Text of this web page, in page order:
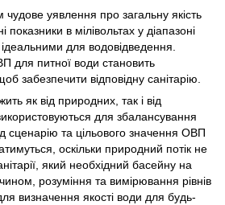
уявлення про загальну якість
в мілівольтах у діапазоні
для водовідведення.
для питної води становить
відповідну санітарію.
як від природних, так і від
використовуються для збалансування
сценарію та цільового значення ОВП
оскільки природний потік не
який необхідний басейну на
розуміння та вимірювання рівнів
визначення якості води для будь-